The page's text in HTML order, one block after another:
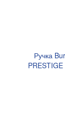
Ручка